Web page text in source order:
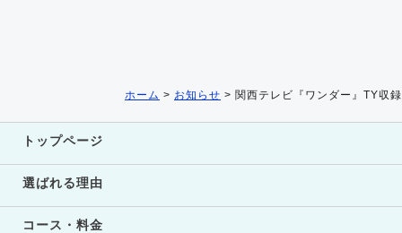
ホーム > お知らせ > 関西テレビ『ワンダー』TY収録
トップページ
選ばれる理由
コース・料金